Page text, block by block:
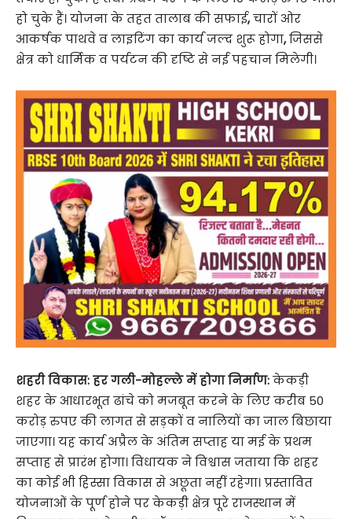
हो चुके हैं। योजना के तहत तालाब की सफाई,चारों ओर
आकर्षक पाथवे व लाइटिंग का कार्य जल्द शुरू होगा,जिससे
क्षेत्र को धार्मिक व पर्यटन की दृष्टि से नई पहचान मिलेगी।
शहरी विकास: हर गली-मोहल्ले में होगा निर्माण:केकड़ी
शहर के आधारभूत ढांचे को मजबूत करने के लिए करीब 50
करोड़ रुपए की लागत से सड़कों व नालियों का जाल बिछाया
जाएगा। यह कार्य अप्रैल के अंतिम सप्ताह या मई के प्रथम
सप्ताह से प्रारंभ होगा। विधायक ने विश्वास जताया कि शहर
का कोई भी हिस्सा विकास से अछूता नहीं रहेगा। प्रस्तावित
योजनाओं के पूर्ण होने पर केकड़ी क्षेत्र पूरे राजस्थान में